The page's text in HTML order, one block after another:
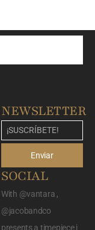
NEWSLETTER
Enviar
SOCIAL
With @vantara ,
@jacobandco
presents a timepiece i